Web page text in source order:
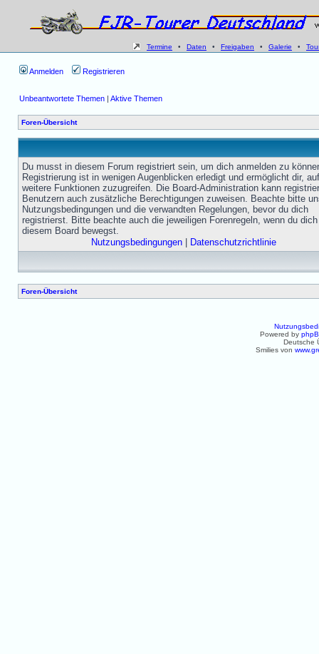
Termine • Daten • Freigaben • Galerie •
Anmelden Registrieren
Unbeantwortete Themen | Aktive Themen
Foren-Übersicht
Du musst in diesem Forum registriert sein, um dich anmelden zu
Registrierung ist in wenigen Augenblicken erledigt und ermöglicht dir, auf
weitere Funktionen zuzugreifen. Die Board-Administration kann
Benutzern auch zusätzliche Berechtigungen zuweisen. Beachte bitte
Nutzungsbedingungen und die verwandten Regelungen, bevor du dich
registrierst. Bitte beachte auch die jeweiligen Forenregeln, wenn du
diesem Board bewegst.
Nutzungsbedingungen| Datenschutzrichtlinie
Foren-Übersicht
Powered by
Deutsche
Smilies von